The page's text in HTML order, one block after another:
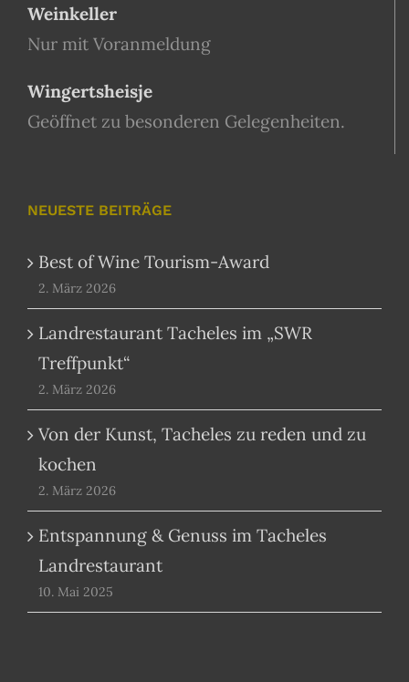
Weinkeller
Nur mit Voranmeldung
Wingertsheisje
Geöffnet zu besonderen Gelegenheiten.
NEUESTE BEITRÄGE
Best of Wine Tourism-Award
2. März 2026
Landrestaurant Tacheles im „SWR
Treffpunkt“
2. März 2026
Von der Kunst, Tacheles zu reden und zu
kochen
2. März 2026
Entspannung & Genuss im Tacheles
Landrestaurant
10. Mai 2025